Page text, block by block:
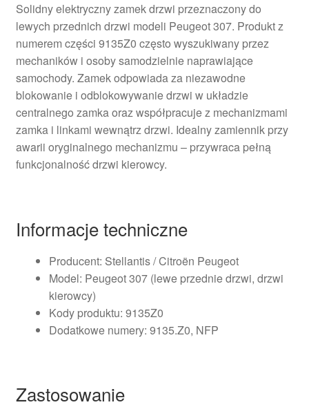
Solidny elektryczny zamek drzwi przeznaczony do
lewych przednich drzwi modeli Peugeot 307. Produkt z
numerem części 9135Z0 często wyszukiwany przez
mechaników i osoby samodzielnie naprawiające
samochody. Zamek odpowiada za niezawodne
blokowanie i odblokowywanie drzwi w układzie
centralnego zamka oraz współpracuje z mechanizmami
zamka i linkami wewnątrz drzwi. Idealny zamiennik przy
awarii oryginalnego mechanizmu – przywraca pełną
funkcjonalność drzwi kierowcy.
Informacje techniczne
Producent: Stellantis / Citroën Peugeot
Model: Peugeot 307 (lewe przednie drzwi, drzwi
kierowcy)
Kody produktu: 9135Z0
Dodatkowe numery: 9135.Z0, NFP
Zastosowanie